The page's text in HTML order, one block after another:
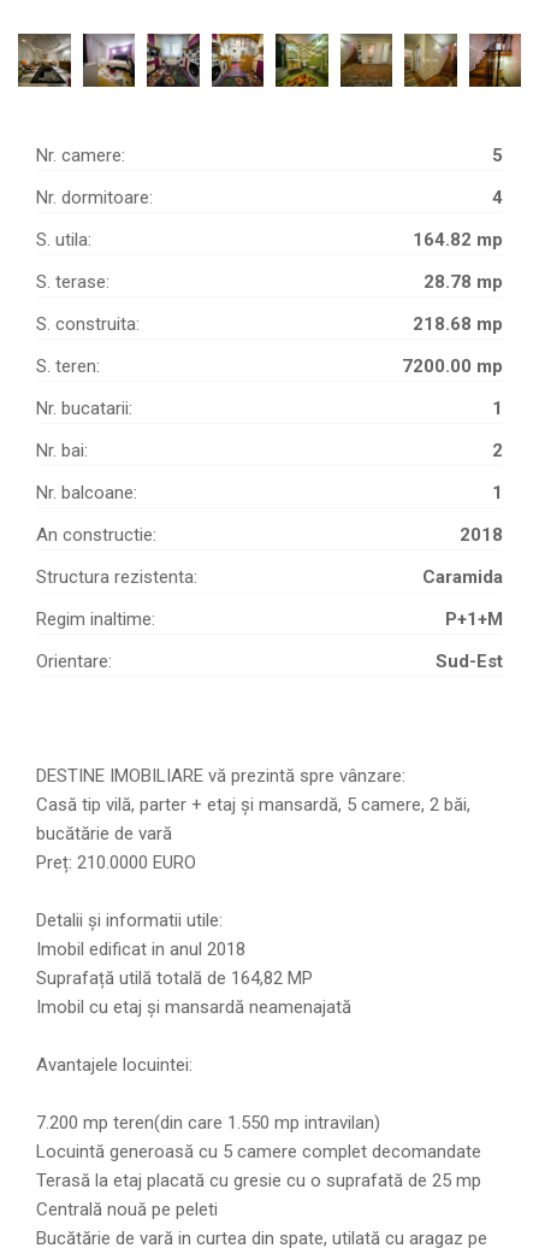
Nr. camere:
5
Nr. dormitoare:
4
S. utila:
164.82 mp
S. terase:
28.78 mp
S. construita:
218.68 mp
S. teren:
7200.00 mp
Nr. bucatarii:
1
Nr. bai:
2
Nr. balcoane:
1
An constructie:
2018
Structura rezistenta:
Caramida
Regim inaltime:
P+1+M
Orientare:
Sud-Est
DESTINE IMOBILIARE vă prezintă spre vânzare:
Casă tip vilă, parter + etaj și mansardă, 5 camere, 2 băi,
bucătărie de vară
Preț: 210.0000 EURO
Detalii și informatii utile:
Imobil edificat in anul 2018
Suprafață utilă totală de 164,82 MP
Imobil cu etaj și mansardă neamenajată
Avantajele locuintei:
7.200 mp teren(din care 1.550 mp intravilan)
Locuintă generoasă cu 5 camere complet decomandate
Terasă la etaj placată cu gresie cu o suprafată de 25 mp
Centrală nouă pe peleti
Bucătărie de vară in curtea din spate, utilată cu aragaz pe